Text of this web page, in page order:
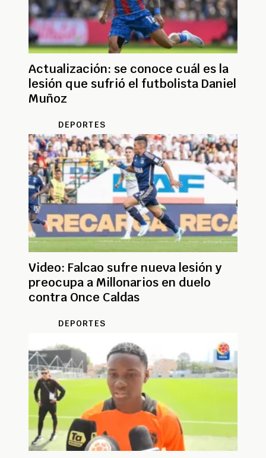
Actualización: se conoce cuál es la
lesión que sufrió el futbolista Daniel
Muñoz
DEPORTES
Video: Falcao sufre nueva lesión y
preocupa a Millonarios en duelo
contra Once Caldas
DEPORTES